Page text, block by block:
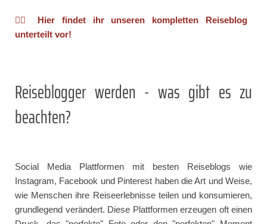
👉🏻 Hier findet ihr unseren kompletten Reiseblog
unterteilt vor!
Reiseblogger werden - was gibt es zu
beachten?
Social Media Plattformen mit besten Reiseblogs wie
Instagram, Facebook und Pinterest haben die Art und Weise,
wie Menschen ihre Reiseerlebnisse teilen und konsumieren,
grundlegend verändert. Diese Plattformen erzeugen oft einen